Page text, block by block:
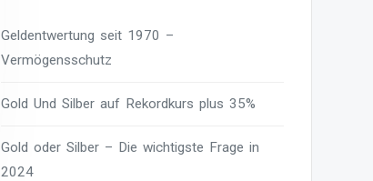
Geldentwertung seit 1970 –
Vermögensschutz
Gold Und Silber auf Rekordkurs plus 35%
Gold oder Silber – Die wichtigste Frage in
2024